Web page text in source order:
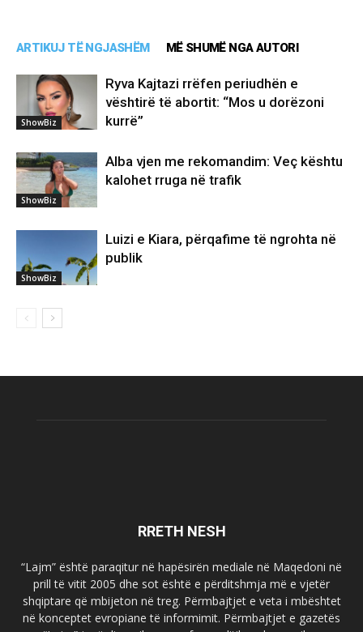
ARTIKUJ TË NGJASHËM MË SHUMË NGA AUTORI
ShowBiz
Ryva Kajtazi rrëfen periudhën e
vështirë të abortit: “Mos u dorëzoni
kurrë”
ShowBiz
Alba vjen me rekomandim: Veç kështu
kalohet rruga në trafik
ShowBiz
Luizi e Kiara, përqafime të ngrohta në
publik
RRETH NESH
“Lajm” është paraqitur në hapësirën mediale në Maqedoni në
prill të vitit 2005 dhe sot është e përditshmja më e vjetër
shqiptare që mbijeton në treg. Përmbajtjet e veta i mbështet
në konceptet evropiane të informimit. Përmbajtjet e gazetës